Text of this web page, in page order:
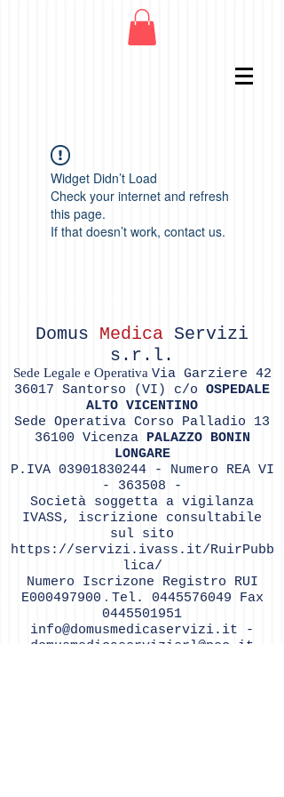
Widget Didn’t Load
Check your internet and refresh
this page.
If that doesn’t work, contact us.
Domus Medica Servizi
s.r.l.
Sede Legale e Operativa Via Garziere 42
36017 Santorso (VI) c/o OSPEDALE
ALTO VICENTINO
Sede Operativa Corso Palladio 13
36100 Vicenza PALAZZO BONIN
LONGARE
P.IVA 03901830244- Numero REA VI
- 363508 -
Società soggetta a vigilanza
IVASS, iscrizione consultabile
sul sito
https://servizi.ivass.it/RuirPubb
lica/
Numero Iscrizone Registro RUI
E000497900 . Tel. 0445576049 Fax
0445501951
info@domusmedicaservizi.it -
domusmedicaservizisrl@pec.it